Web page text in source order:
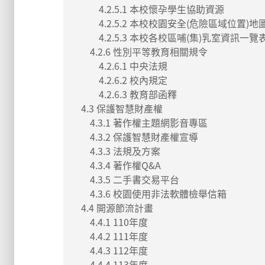
4.2.5.1 本校懷孕學生協助資源
4.2.5.2 本校校園安全(危險區域位置)地
4.2.5.3 本校各校區哺(集)乳室資訊一覽
4.2.6 性別平等教育相關規令
4.2.6.1 中央法規
4.2.6.2 校內規定
4.2.6.3 教育部函釋
4.3 保護智慧財產權
4.3.1 著作權主題網影音專區
4.3.2 保護智慧財產權宣導
4.3.3 法規及方案
4.3.4 著作權Q&A
4.3.5 二手書交易平台
4.3.6 校園使用非法軟體檢舉信箱
4.4 開源節流計畫
4.4.1 110年度
4.4.2 111年度
4.4.3 112年度